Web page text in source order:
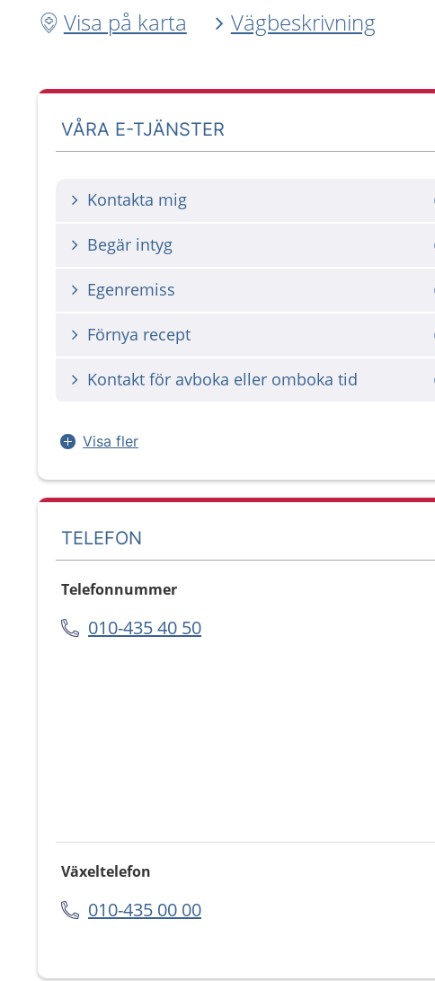
Visa på karta
Vägbeskrivning
VÅRA E-TJÄNSTER
Kontakta mig
Begär intyg
Egenremiss
Förnya recept
Kontakt för avboka eller omboka tid
Visa fler
TELEFON
Telefonnummer
010-435 40 50
Växeltelefon
010-435 00 00